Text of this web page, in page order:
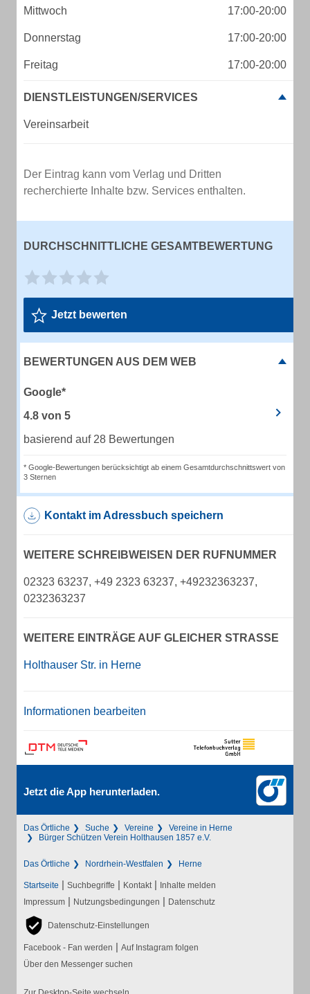
Mittwoch 17:00-20:00
Donnerstag 17:00-20:00
Freitag 17:00-20:00
DIENSTLEISTUNGEN/SERVICES
Vereinsarbeit
Der Eintrag kann vom Verlag und Dritten
recherchierte Inhalte bzw. Services enthalten.
DURCHSCHNITTLICHE GESAMTBEWERTUNG
Jetzt bewerten
BEWERTUNGEN AUS DEM WEB
Google*
4.8 von 5
basierend auf 28 Bewertungen
* Google-Bewertungen berücksichtigt ab einem Gesamtdurchschnittswert von
3 Sternen
Kontakt im Adressbuch speichern
WEITERE SCHREIBWEISEN DER RUFNUMMER
02323 63237, +49 2323 63237, +49232363237,
0232363237
WEITERE EINTRÄGE AUF GLEICHER STRASSE
Holthauser Str. in Herne
Informationen bearbeiten
Jetzt die App herunterladen.
Das Örtliche Suche Vereine
Vereine in Herne
Bürger Schützen Verein Holthausen 1857 e.V.
Das Örtliche Nordrhein-Westfalen Herne
Startseite | Suchbegriffe | Kontakt | Inhalte melden
Impressum | Nutzungsbedingungen | Datenschutz
Datenschutz-Einstellungen
Facebook - Fan werden | Auf Instagram folgen
Über den Messenger suchen